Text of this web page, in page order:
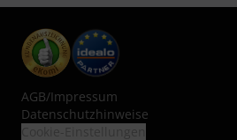
AGB/Impressum
Datenschutzhinweise